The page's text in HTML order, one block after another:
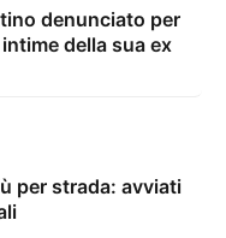
denunciato per
della sua ex
per strada: avviati